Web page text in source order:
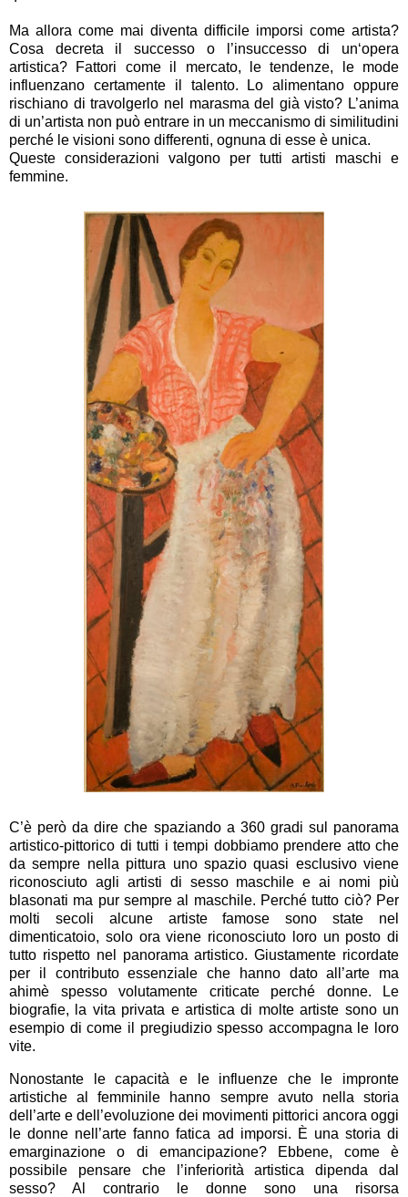
Ma allora come mai diventa difficile imporsi come artista?
Cosa decreta il successo o l’insuccesso di un‘opera
artistica? Fattori come il mercato, le tendenze, le mode
influenzano certamente il talento. Lo alimentano oppure
rischiano di travolgerlo nel marasma del già visto? L’anima
di un’artista non può entrare in un meccanismo di similitudini
perché le visioni sono differenti, ognuna di esse è unica.
Queste considerazioni valgono per tutti artisti maschi e
femmine.
C’è però da dire che spaziando a 360 gradi sul panorama
artistico-pittorico di tutti i tempi dobbiamo prendere atto che
da sempre nella pittura uno spazio quasi esclusivo viene
riconosciuto agli artisti di sesso maschile e ai nomi più
blasonati ma pur sempre al maschile. Perché tutto ciò? Per
molti secoli alcune artiste famose sono state nel
dimenticatoio, solo ora viene riconosciuto loro un posto di
tutto rispetto nel panorama artistico. Giustamente ricordate
per il contributo essenziale che hanno dato all’arte ma
ahimè spesso volutamente criticate perché donne. Le
biografie, la vita privata e artistica di molte artiste sono un
esempio di come il pregiudizio spesso accompagna le loro
vite.
Nonostante le capacità e le influenze che le impronte
artistiche al femminile hanno sempre avuto nella storia
dell’arte e dell’evoluzione dei movimenti pittorici ancora oggi
le donne nell’arte fanno fatica ad imporsi. È una storia di
emarginazione o di emancipazione? Ebbene, come è
possibile pensare che l’inferiorità artistica dipenda dal
sesso? Al contrario le donne sono una risorsa